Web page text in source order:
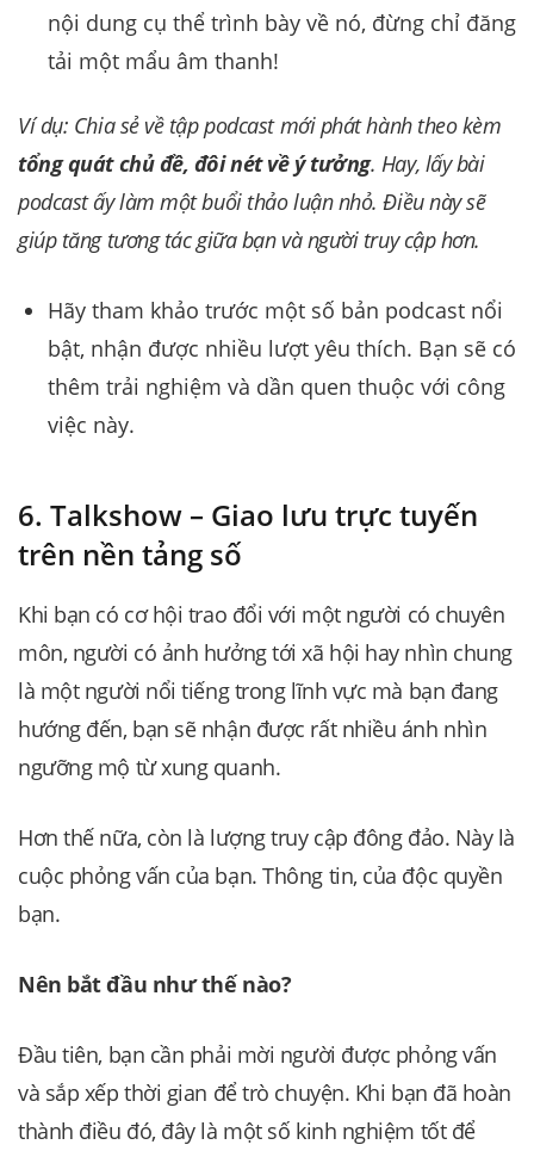
nội dung cụ thể trình bày về nó, đừng chỉ đăng
tải một mẩu âm thanh!
Ví dụ: Chia sẻ về tập podcast mới phát hành theo kèm
tổng quát chủ đề, đôi nét về ý tưởng. Hay, lấy bài
podcast ấy làm một buổi thảo luận nhỏ. Điều này sẽ
giúp tăng tương tác giữa bạn và người truy cập hơn.
Hãy tham khảo trước một số bản podcast nổi
bật, nhận được nhiều lượt yêu thích. Bạn sẽ có
thêm trải nghiệm và dần quen thuộc với công
việc này.
6. Talkshow – Giao lưu trực tuyến
trên nền tảng số
Khi bạn có cơ hội trao đổi với một người có chuyên
môn, người có ảnh hưởng tới xã hội hay nhìn chung
là một người nổi tiếng trong lĩnh vực mà bạn đang
hướng đến, bạn sẽ nhận được rất nhiều ánh nhìn
ngưỡng mộ từ xung quanh.
Hơn thế nữa, còn là lượng truy cập đông đảo. Này là
cuộc phỏng vấn của bạn. Thông tin, của độc quyền
bạn.
Nên bắt đầu như thế nào?
Đầu tiên, bạn cần phải mời người được phỏng vấn
và sắp xếp thời gian để trò chuyện. Khi bạn đã hoàn
thành điều đó, đây là một số kinh nghiệm tốt để